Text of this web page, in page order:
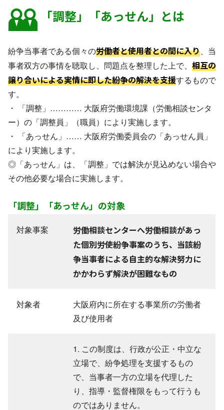
「調整」「あっせん」とは
紛争当事者である個々の労働者と使用者との間に入り 、当
事者双方の事情を聴取し、問題点を整理した上で、 相互の
譲り合いによる実情に即した紛争の解決を支援するもので
す。
・ 「調整」………… 大阪府労働環境課（労働相談センタ
ー）の「調整員」（職員）により実施します。
・ 「あっせん」…… 大阪府労働委員会の「あっせん員」
により実施します。
◎「あっせん」は、「調整」では解決が見込めない場合や
その他必要な場合に実施します。
「調整」「あっせん」の対象
対象事案
労働相談センターへ労働相談があっ
た個別労使紛争事案のうち、当該紛
争当事者による自主的な解決努力に
かかわらず解決が困難なもの
対象者
大阪府内に所在する事業所の労働者
及び使用者
1. この制度は、行政が公正・中立な
立場で、紛争処理を支援するもの
で、当事者一方の立場を代理した
り、指導・監督権限をもって行うも
のではありません。